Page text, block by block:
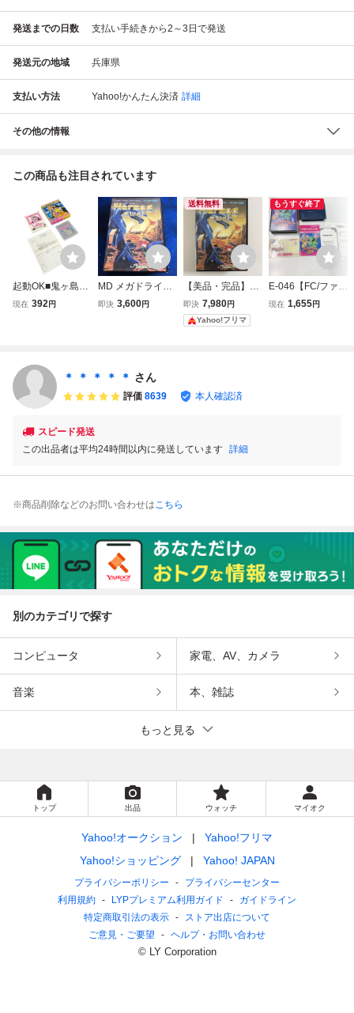
発送までの日数 支払い手続きから2～3日で発送
発送元の地域 兵庫県
支払い方法 Yahoo!かんたん決済 詳細
その他の情報
この商品も注目されています
起動OK■鬼ヶ島パ
チンコ店 ゲームボ
路市発 G4
現在 392円
MD メガドライブ
ヘルツォーク ツヴ
即決 3,600円
送料無料
【美品・完品】M
D メガドライブ ヘ
ルツォーク ツヴァ
イ Herzog Zwei 説
即決 7,980円
Yahoo!フリマ
もうすぐ終了
E-046【FC/ファミ
コン/動作確認済】
現在 1,655円
＊ ＊ ＊ ＊ ＊ さん
評価 8639 本人確認済
スピード発送
この出品者は平均24時間以内に発送しています 詳細
※商品削除などのお問い合わせはこちら
別のカテゴリで探す
コンピュータ 家電、AV、カメラ
音楽 本、雑誌
もっと見る
トップ 出品 ウォッチ マイオク
Yahoo!オークション
Yahoo!フリマ
Yahoo!ショッピング
Yahoo! JAPAN
プライバシーポリシー
プライバシーセンター
利用規約
LYPプレミアム利用ガイド
ガイドライン
特定商取引法の表示
ストア出店について
ご意見・ご要望
ヘルプ・お問い合わせ
© LY Corporation